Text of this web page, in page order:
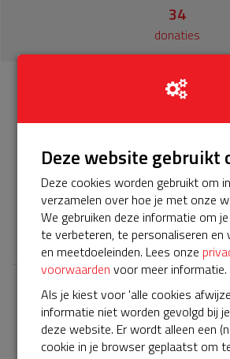
34
donaties
Het servicepakket van onze BuurtAED
moet worden verlengd, zodat onze
blijft. Help je mee? Doneer voor ons
𝕏
Laatste
Bekijk alle
Deze website gebruikt
Deze cookies worden gebruikt om
verzamelen over hoe je met onze
We gebruiken deze informatie om
te verbeteren, te personaliseren en
en meetdoeleinden. Lees onze
voorwaarden voor meer informatie.
Als je kiest voor 'alle cookies
informatie niet worden gevolgd bij
deze website. Er wordt alleen een
cookie in je browser geplaatst om